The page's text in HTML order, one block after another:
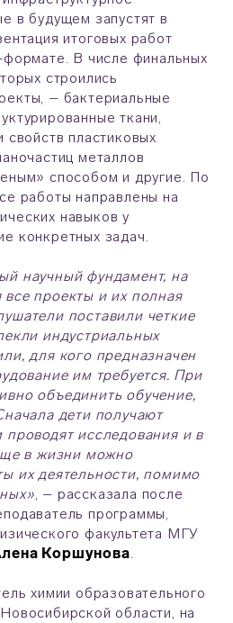
в будущем запустят в
итоговых работ
формате. В числе финальных
строились
– бактериальные
ткани,
свойств пластиковых
металлов
способом и другие. По
работы направлены на
навыков у
конкретных задач.
научный фундамент, на
проекты и их полная
поставили четкие
индустриальных
для кого предназначен
им требуется. При
объединить обучение,
дети получают
исследования и в
в жизни можно
их деятельности, помимо
, – рассказала после
программы,
факультета МГУ
Коршунова.
химии образовательного
области, на